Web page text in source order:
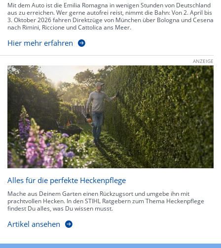
Mit dem Auto ist die Emilia Romagna in wenigen Stunden von Deutschland
aus zu erreichen. Wer gerne autofrei reist, nimmt die Bahn: Von 2. April bis
3. Oktober 2026 fahren Direktzüge von München über Bologna und Cesena
nach Rimini, Riccione und Cattolica ans Meer.
Hier mehr erfahren
ANZEIGE
Alles für die perfekte Heckenpflege
Mache aus Deinem Garten einen Rückzugsort und umgebe ihn mit
prachtvollen Hecken. In den STIHL Ratgebern zum Thema Heckenpflege
findest Du alles, was Du wissen musst.
Artikel ansehen